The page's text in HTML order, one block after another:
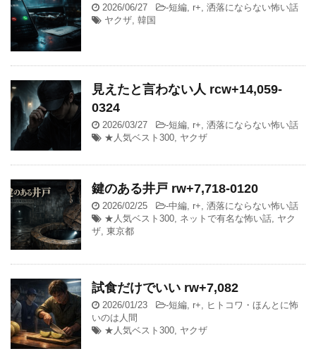
2026/06/27 -短編, r+, 洒落にならない怖い話
ヤクザ, 韓国
見えたと言わない人 rcw+14,059-
0324
2026/03/27 -短編, r+, 洒落にならない怖い話
★人気ベスト300, ヤクザ
鍵のある井戸 rw+7,718-0120
2026/02/25 -中編, r+, 洒落にならない怖い話
★人気ベスト300, ネットで有名な怖い話, ヤク
ザ, 東京都
試食だけでいい rw+7,082
2026/01/23 -短編, r+, ヒトコワ・ほんとに怖
いのは人間
★人気ベスト300, ヤクザ